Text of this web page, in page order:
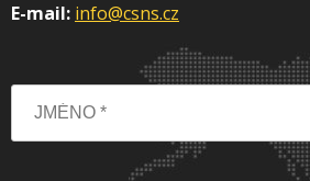
E-mail: info@csns.cz